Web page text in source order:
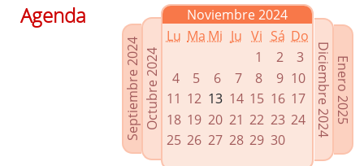
Grupos Políticos
Enlaces relacionados
Agenda de Presidencia
Plenos provinciales y Juntas de gobierno
Oficina de Proyectos Europeos
Septiembre 2024Octubre 2024
Noviembre 2024
Lu Ma Mi Ju Vi Sá Do
1
2
3
4
5 6 7 8 9 10
11 12 13 14 15 16 17
18 19 20 21 22 23 24
25 26 27 28 29 30
Enero 2025
Diciembre 2024
Agenda